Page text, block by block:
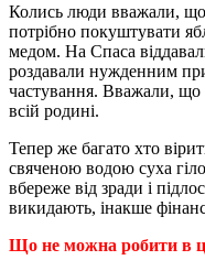
Колись люди вважали, що
потрібно покуштувати
медом. На Спаса
роздавали нужденним
частування. Вважали, що
всій родині.
Тепер же багато хто
свяченою водою суха
вбереже від зради і
викидають, інакше
Що не можна робити в